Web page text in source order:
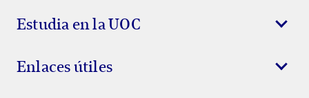
Estudia en la UOC
Enlaces útiles